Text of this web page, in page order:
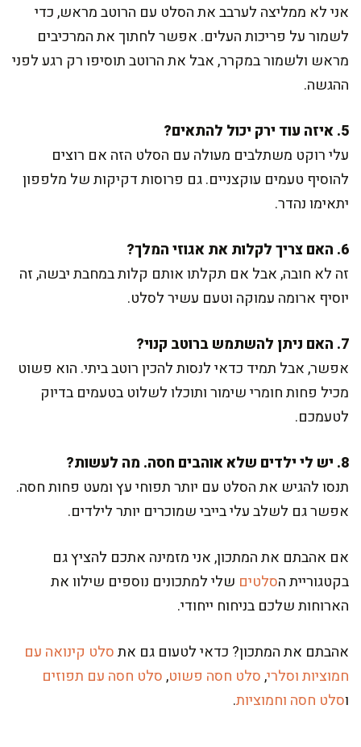
אני לא ממליצה לערבב את הסלט עם הרוטב מראש, כדי
לשמור על פריכות העלים. אפשר לחתוך את המרכיבים
מראש ולשמור במקרר, אבל את הרוטב תוסיפו רק רגע לפני
ההגשה.
5. איזה עוד ירק יכול להתאים?
עלי רוקט משתלבים מעולה עם הסלט הזה אם רוצים
להוסיף טעמים עוקצניים. גם פרוסות דקיקות של מלפפון
יתאימו נהדר.
6. האם צריך לקלות את אגוזי המלך?
זה לא חובה, אבל אם תקלתו אותם קלות במחבת יבשה, זה
יוסיף ארומה עמוקה וטעם עשיר לסלט.
7. האם ניתן להשתמש ברוטב קנוי?
אפשר, אבל תמיד כדאי לנסות להכין רוטב ביתי. הוא פשוט
מכיל פחות חומרי שימור ותוכלו לשלוט בטעמים בדיוק
לטעמכם.
8. יש לי ילדים שלא אוהבים חסה. מה לעשות?
תנסו להגיש את הסלט עם יותר תפוחי עץ ומעט פחות חסה.
אפשר גם לשלב עלי בייבי שמוכרים יותר לילדים.
אם אהבתם את המתכון, אני מזמינה אתכם להציץ גם
בקטגוריית הסלטים שלי למתכונים נוספים שילוו את
הארוחות שלכם בניחוח ייחודי.
אהבתם את המתכון? כדאי לטעום גם אתסלט קינואה עם
חמוציות וסלרי,סלט חסה פשוט,סלט חסה עם תפוזים
וסלט חסה וחמוציות.